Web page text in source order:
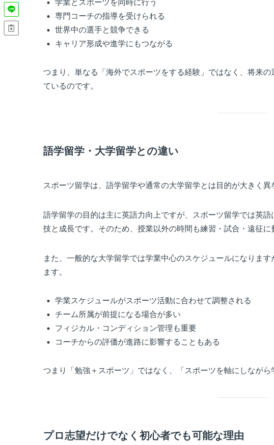
学業とスポーツを同時に行う
専門コーチの指導を受けられる
世界中の選手と競争できる
キャリア形成や進学にもつながる
つまり、単なる「海外でスポーツをする経験」ではなく、将来
ているのです。
語学留学・大学留学との違い
スポーツ留学は、語学留学や通常の大学留学とは目的が大きく異
語学留学の目的は主に英語力向上ですが、スポーツ留学では英
技と成長です。そのため、授業以外の時間も練習・試合・遠征に
また、一般的な大学留学では学業中心のスケジュールになりま
ます。
学業スケジュールがスポーツ活動に合わせて調整される
チーム所属が前提になる場合が多い
フィジカル・コンディション管理も重要
コーチからの評価が進路に影響することもある
つまり「勉強＋スポーツ」ではなく、「スポーツを軸にしながら
プロ志望だけでなく初心者でも可能な理由